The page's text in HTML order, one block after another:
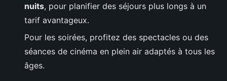
nuits, pour planifier des séjours plus longs à un
tarif avantageux.
Pour les soirées, profitez des spectacles ou des
séances de cinéma en plein air adaptés à tous les
âges.